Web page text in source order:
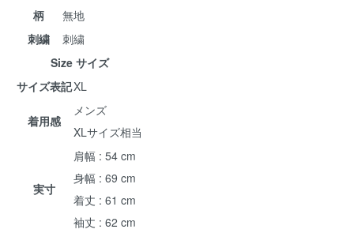
柄
無地
刺繍
刺繍
Size サイズ
サイズ表記XL
着用感
メンズ
XLサイズ相当
実寸
肩幅 : 54 cm
身幅 : 69 cm
着丈 : 61 cm
袖丈 : 62 cm